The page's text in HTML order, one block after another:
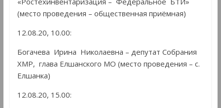
(место проведения – общественная приёмная)
12.08.20, 10.00:
Богачева Ирина Николаевна – депутат Собрания
ХМР, глава Елшанского МО (место проведения – с.
Елшанка)
12.08.20, 15.00: